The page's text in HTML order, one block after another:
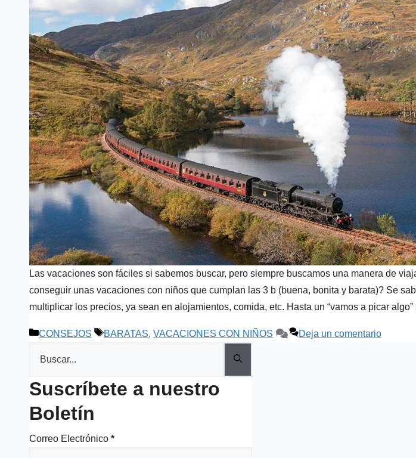
Las vacaciones son fáciles si sabemos buscar, pero siempre buscamos una manera de
conseguir unas vacaciones con niños que cumplan las 3 b (buena, bonita y barata)? Se
multiplicar los precios, ya sean en alojamientos, comida, etc. Hasta un “vamos a picar
Categorías
CONSEJOS Etiquetas
BARATAS, VACACIONES CON NIÑOS
Deja un comentario
Suscríbete a nuestro
Boletín
Correo Electrónico *